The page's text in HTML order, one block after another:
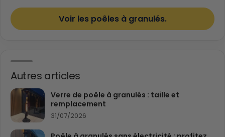
Voir les poêles à granulés.
Autres articles
Verre de poêle à granulés : taille et
remplacement
31/07/2026